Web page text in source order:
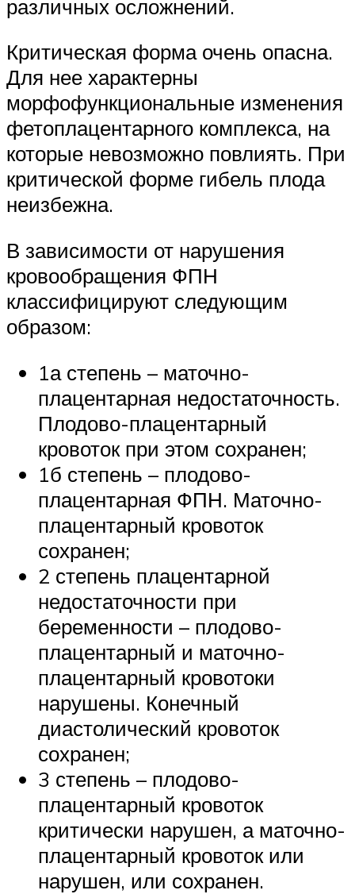
различных осложнений.
Критическая форма очень опасна.
Для нее характерны
морфофункциональные изменения
фетоплацентарного комплекса, на
которые невозможно повлиять. При
критической форме гибель плода
неизбежна.
В зависимости от нарушения
кровообращения ФПН
классифицируют следующим
образом:
1а степень – маточно-
плацентарная недостаточность.
Плодово-плацентарный
кровоток при этом сохранен;
1б степень – плодово-
плацентарная ФПН. Маточно-
плацентарный кровоток
сохранен;
2 степень плацентарной
недостаточности при
беременности – плодово-
плацентарный и маточно-
плацентарный кровотоки
нарушены. Конечный
диастолический кровоток
сохранен;
3 степень – плодово-
плацентарный кровоток
критически нарушен, а маточно-
плацентарный кровоток или
нарушен, или сохранен.